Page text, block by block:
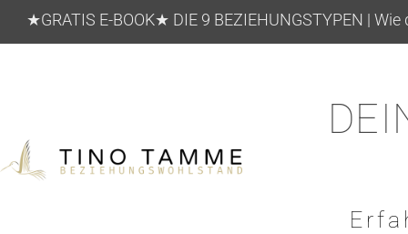
★GRATIS E-BOOK★ DIE 9 BEZIEHUNGSTYPEN |